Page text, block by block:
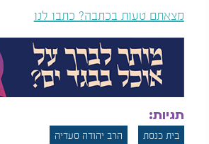
במקביל עלינו לעשות כל שביכולתנו
הכנסת. כמובא בזוהר הקדוש, שאת
לבנות ביופי רב ולתקנו בכל התיקונים.
שאפילו לקבוע מסמר לצורך בית הכנסת
זו זכות גדולה"!
מצאתם טעות בכתבה? כתבו לנו
תגיות:
בית כנסת הרב יהודה סעדיה